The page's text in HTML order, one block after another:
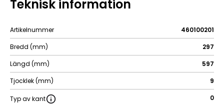
Teknisk information
Artikelnummer
460100201
Bredd (mm)
297
Längd (mm)
597
Tjocklek (mm)
9
Typ av kant 0